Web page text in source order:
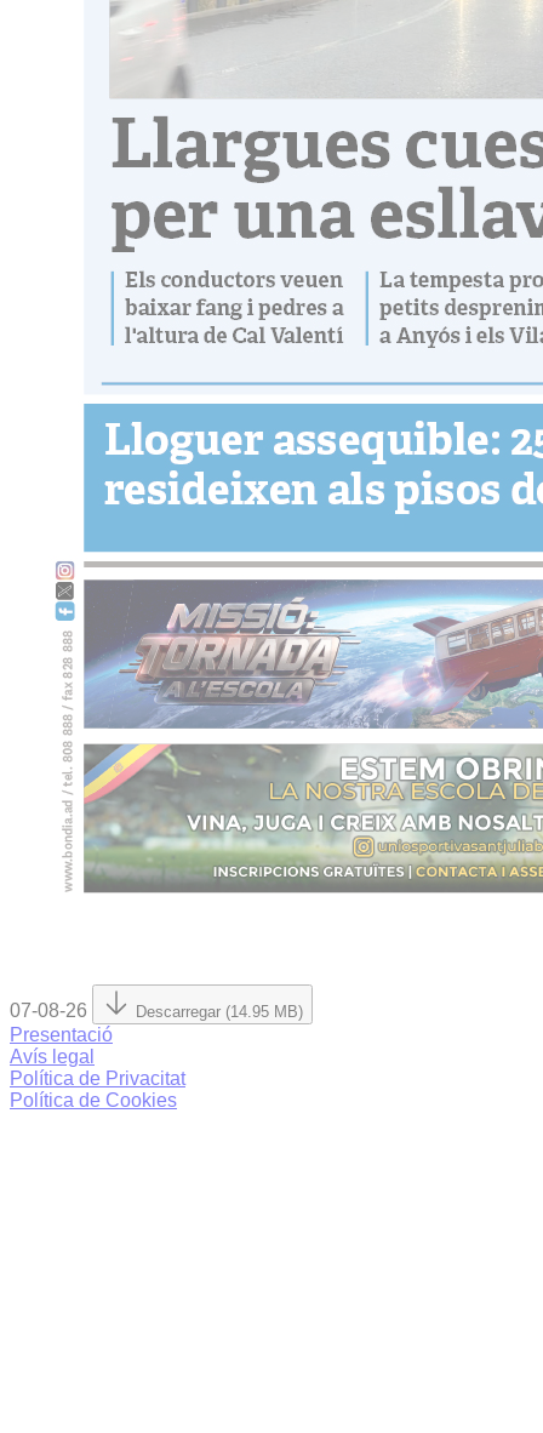
07-08-26 Descarregar (14.95 MB)
Presentació
Avís legal
Política de Privacitat
Política de Cookies